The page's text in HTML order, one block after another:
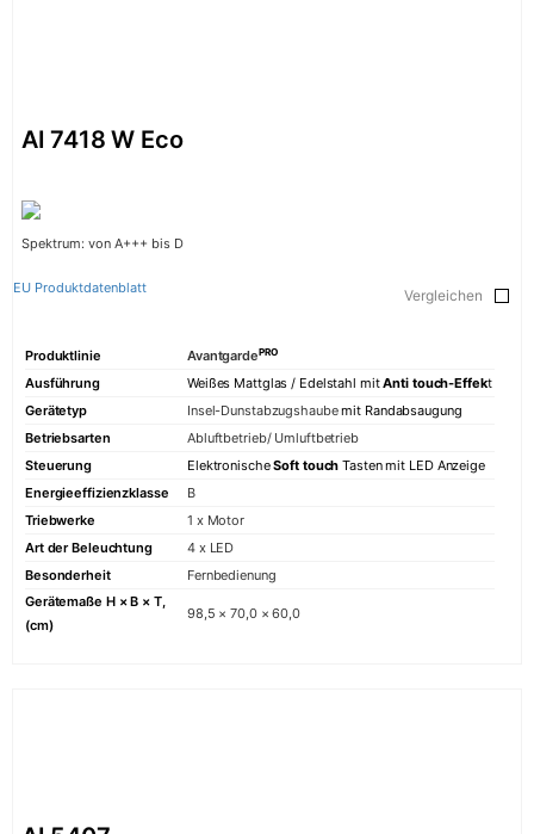
AI 7418 W Eco
Spektrum: von A+++ bis D
EU Produktdatenblatt Vergleichen
Produktlinie AvantgardePRO
Ausführung Weißes Mattglas / Edelstahl mitAnti touch-Effekt
Gerätetyp
Insel-Dunstabzugshaubemit Randabsaugung
Betriebsarten
Abluftbetrieb/ Umluftbetrieb
Steuerung
ElektronischeSoft touch Tasten mit LEDAnzeige
Energieeffizienzklasse
B
Triebwerke
1 x Motor
Art der Beleuchtung
4 x LED
Besonderheit
Fernbedienung
Gerätemaße H × B × T,
(cm)
98,5 × 70,0 × 60,0